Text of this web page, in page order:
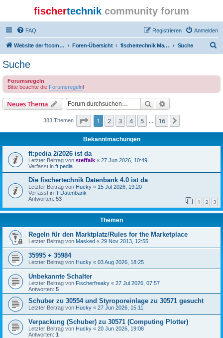
fischertechnik community forum
FAQ Anmelden
Registrieren
Website der ftcommunity Foren-Übersicht fischertechnik Marktplatz/Marketplace Suche
e
Suche
Forumsregeln
Bitte beachte die Forumsregeln!
Neues Thema Suche
383 Themen Seite 1von 16
1 2 3 4 5 16
Bekanntmachungen
ft:pedia 2/2026 ist da
Letzter Beitrag von steffalk « 27 Jun 2026, 10:49
Verfasst in ft:pedia
Die fischertechnik Datenbank 4.0 ist da
Letzter Beitrag von Hucky « 15 Jul 2026, 19:20
Verfasst in ft-Datenbank
Antworten: 53 1 2 3
Themen
Regeln für den Marktplatz/Rules for the Marketplace
Letzter Beitrag von Masked « 29 Nov 2013, 12:55
35995 + 35984
Letzter Beitrag von Hucky « 03 Aug 2026, 18:25
Unbekannte Schalter
Letzter Beitrag von Fischerfreaky « 27 Jul 2026, 07:57
Antworten: 5
Schuber zu 30554 und Styroporeinlage zu 30571 gesucht
Letzter Beitrag von Hucky « 27 Jun 2026, 15:11
Verpackung (Schuber) zu 30571 (Computing Plotter)
Letzter Beitrag von Hucky « 20 Jun 2026, 19:08
Antworten: 1